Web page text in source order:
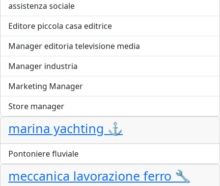
assistenza sociale
Editore piccola casa editrice
Manager editoria televisione media
Manager industria
Marketing Manager
Store manager
marina yachting ⚓
Pontoniere fluviale
meccanica lavorazione ferro 🔧